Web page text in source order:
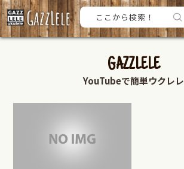
GAZZLELE
YouTubeで簡単ウクレレ